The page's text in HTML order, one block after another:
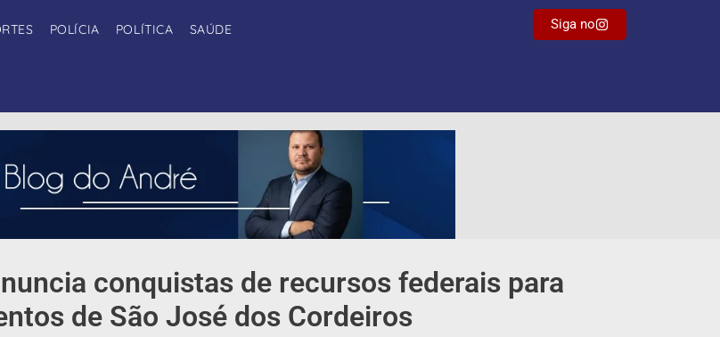
POLÍCIA POLÍTICA SAÚDE Siga no
conquistas de recursos federais para
de São José dos Cordeiros